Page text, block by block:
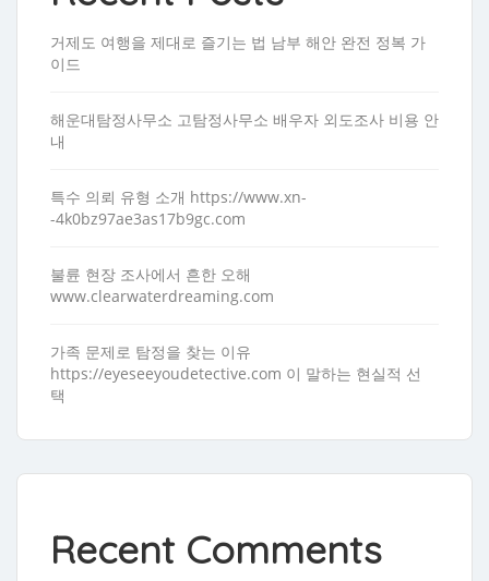
거제도 여행을 제대로 즐기는 법 남부 해안 완전 정복 가
이드
해운대탐정사무소 고탐정사무소 배우자 외도조사 비용 안
내
특수 의뢰 유형 소개 https://www.xn-
-4k0bz97ae3as17b9gc.com
불륜 현장 조사에서 흔한 오해
www.clearwaterdreaming.com
가족 문제로 탐정을 찾는 이유
https://eyeseeyoudetective.com 이 말하는 현실적 선
택
Recent Comments